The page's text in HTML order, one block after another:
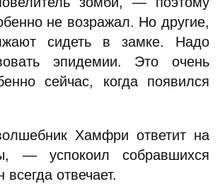
не возражал. Но другие,
сидеть в замке. Надо
эпидемии. Это очень
сейчас, когда появился
Хамфри ответит на
— успокоил собравшихся
отвечает.